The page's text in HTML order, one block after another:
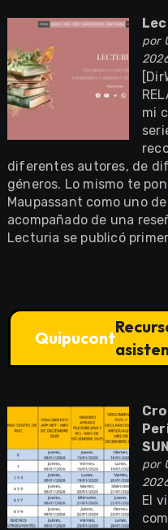
por
mi
diferentes autores, de
géneros. Lo mismo te
Maupassant como uno
acompañado de una
Lecturia se publicó
Quipucont
por
El